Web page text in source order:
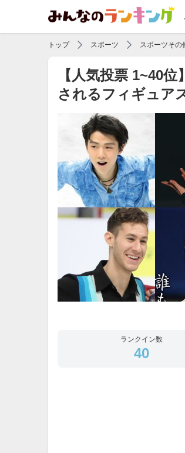
トップ スポーツ スポーツその
【人気投票 1~40
されるフィギュア
ランクイン数
40